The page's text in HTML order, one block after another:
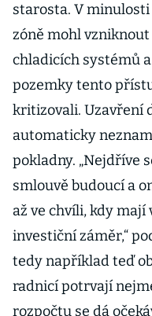
starosta. V
zóně mohl
chladicích systémů
pozemky tento
kritizovali. Uzavření
automaticky
pokladny. „Nejdříve
smlouvě budoucí a
až ve chvíli, kdy mají
investiční záměr,“
tedy například teď
radnicí potrvají
rozpočtu se dá